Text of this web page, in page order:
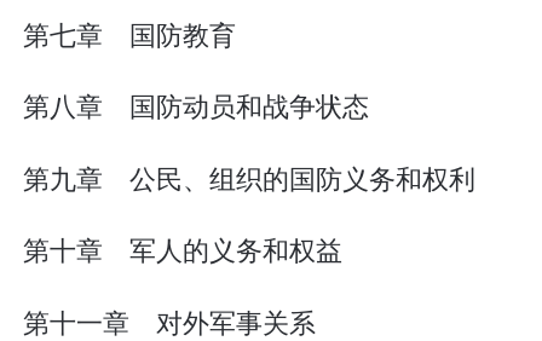
第七章 国防教育
第八章 国防动员和战争状态
第九章 公民、组织的国防义务和权利
第十章 军人的义务和权益
第十一章 对外军事关系